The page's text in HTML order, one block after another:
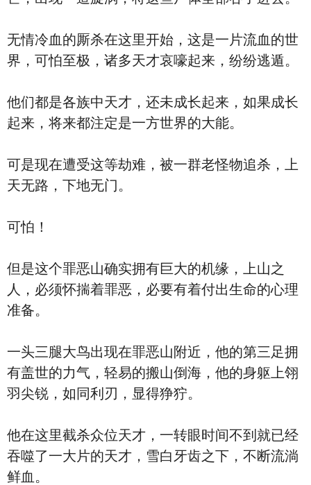
无情冷血的厮杀在这里开始，这是一片流血的世
界，可怕至极，诸多天才哀嚎起来，纷纷逃遁。
他们都是各族中天才，还未成长起来，如果成长
起来，将来都注定是一方世界的大能。
可是现在遭受这等劫难，被一群老怪物追杀，上
天无路，下地无门。
可怕！
但是这个罪恶山确实拥有巨大的机缘，上山之
人，必须怀揣着罪恶，必要有着付出生命的心理
准备。
一头三腿大鸟出现在罪恶山附近，他的第三足拥
有盖世的力气，轻易的搬山倒海，他的身躯上翎
羽尖锐，如同利刃，显得狰狞。
他在这里截杀众位天才，一转眼时间不到就已经
吞噬了一大片的天才，雪白牙齿之下，不断流淌
鲜血。